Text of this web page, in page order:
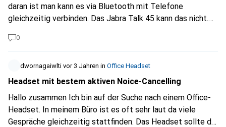
daran ist man kann es via Bluetooth mit Telefone
gleichzeitig verbinden. Das Jabra Talk 45 kann das nicht.
des Jabra talk 45 das sich mit zwei Telefonen verbinden
kann.
0
dwornagaiwlti vor 3 Jahren in Office Headset
Headset mit bestem aktiven Noice-Cancelling
Hallo zusammen Ich bin auf der Suche nach einem Office-
Headset. In meinem Büro ist es oft sehr laut da viele
Gespräche gleichzeitig stattfinden. Das Headset sollte die